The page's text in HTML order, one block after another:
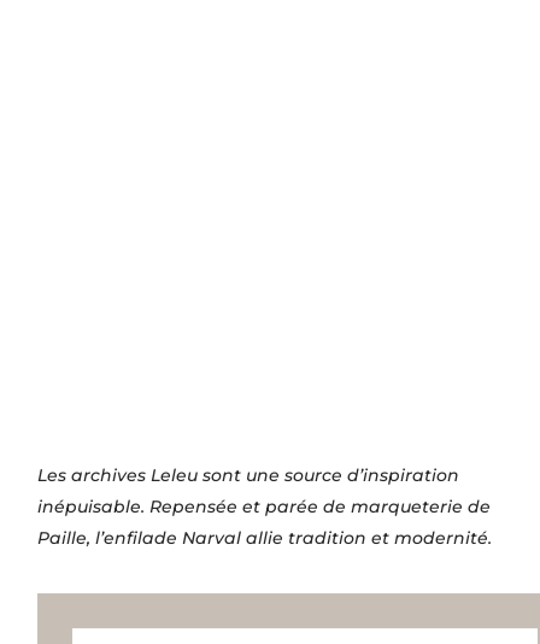
Les archives Leleu sont une source d’inspiration
inépuisable. Repensée et parée de marqueterie de
Paille, l’enfilade Narval allie tradition et modernité.